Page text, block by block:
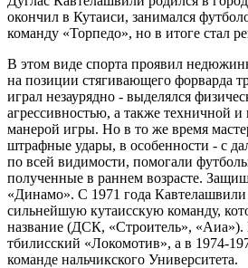
окончил в Кутаиси, занимался
команду «Торпедо», но в итоге стал
В этом виде спорта проявил
на позиции стягивающего форварда
играл незаурядно - выделялся
агрессивностью, а также техничной и
манерой игры. Но в то же время
штрафные удары, в особенности - с
по всей видимости, помогали
полученные в раннем возрасте.
«Динамо». С 1971 года Кавтелашвили
сильнейшую кутаисскую команду,
название (ДСК, «Строитель»,
тбилисский «Локомотив», а в 1974-
команде нальчикского Университета.